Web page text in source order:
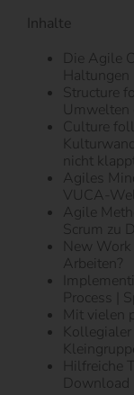
Inhalte
Die Agile
Haltungen
Structure
Umwelten
Culture
nicht
Agiles
VUCA-
Agile
Scrum zu
New Work
Arbeiten?
Process |
Mit vielen
Kollegialer
Hilfreiche
Download